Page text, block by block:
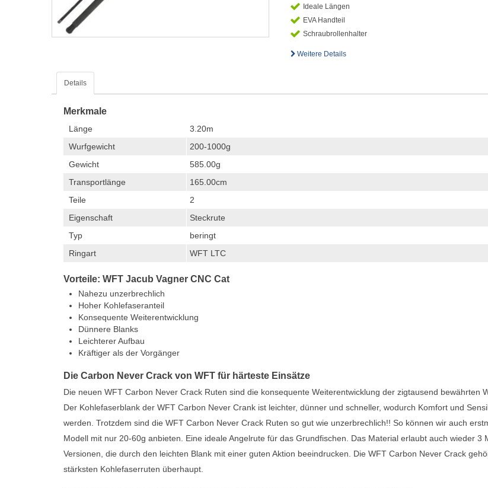
Ideale Längen
EVA Handteil
Schraubrollenhalter
Weitere Details
Details
Merkmale
Länge
3.20m
Wurfgewicht
200-1000g
Gewicht
585.00g
Transportlänge
165.00cm
Teile
2
Eigenschaft
Steckrute
Typ
beringt
Ringart
WFT LTC
Vorteile: WFT Jacub Vagner CNC Cat
Nahezu unzerbrechlich
Hoher Kohlefaseranteil
Konsequente Weiterentwicklung
Dünnere Blanks
Leichterer Aufbau
Kräftiger als der Vorgänger
Die Carbon Never Crack von WFT für härteste Einsätze
Die neuen WFT Carbon Never Crack Ruten sind die konsequente Weiterentwicklung der zigtausend bewährten
Der Kohlefaserblank der WFT Carbon Never Crank ist leichter, dünner und schneller, wodurch Komfort und
werden. Trotzdem sind die WFT Carbon Never Crack Ruten so gut wie unzerbrechlich!! So können wir auch
Modell mit nur 20-60g anbieten. Eine ideale Angelrute für das Grundfischen. Das Material erlaubt auch wieder 3
Versionen, die durch den leichten Blank mit einer guten Aktion beeindrucken. Die WFT Carbon Never Crack
stärksten Kohlefaserruten überhaupt.